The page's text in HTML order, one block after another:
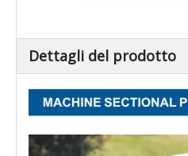
Dettagli del prodotto